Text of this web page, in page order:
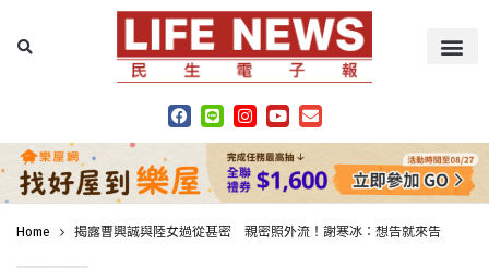
Home 揭露曹興誠與陸女過從甚密 親密照外流！謝寒冰：想告就來告